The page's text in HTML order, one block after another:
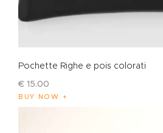
Pochette Righe e pois colorati
€ 15.00
BUY NOW